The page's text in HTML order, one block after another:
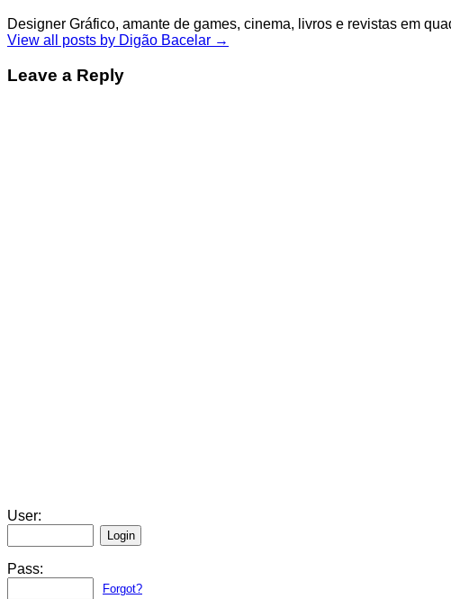
Designer Gráfico, amante de games, cinema, livros e revistas em
View all posts by Digão Bacelar →
Leave a Reply
User:
Pass:
Forgot?